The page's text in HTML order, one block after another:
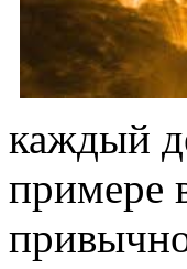
каждый
примере